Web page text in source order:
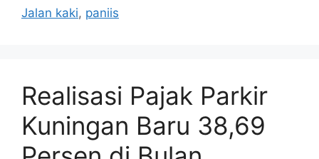
Jalan kaki, paniis
Realisasi Pajak Parkir
Kuningan Baru 38,69